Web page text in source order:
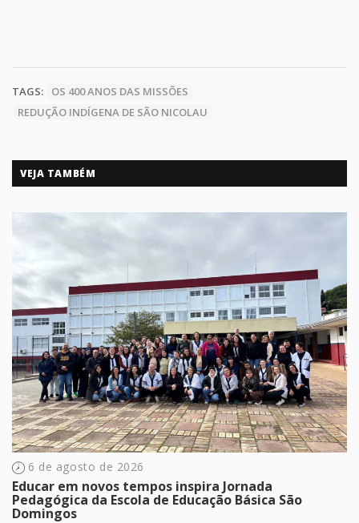
TAGS:
OS 400 ANOS DAS MISSÕES
REDUÇÃO INDÍGENA DE SÃO NICOLAU
VEJA TAMBÉM
6 de agosto de 2026
Educar em novos tempos inspira Jornada
Pedagógica da Escola de Educação Básica São
Domingos